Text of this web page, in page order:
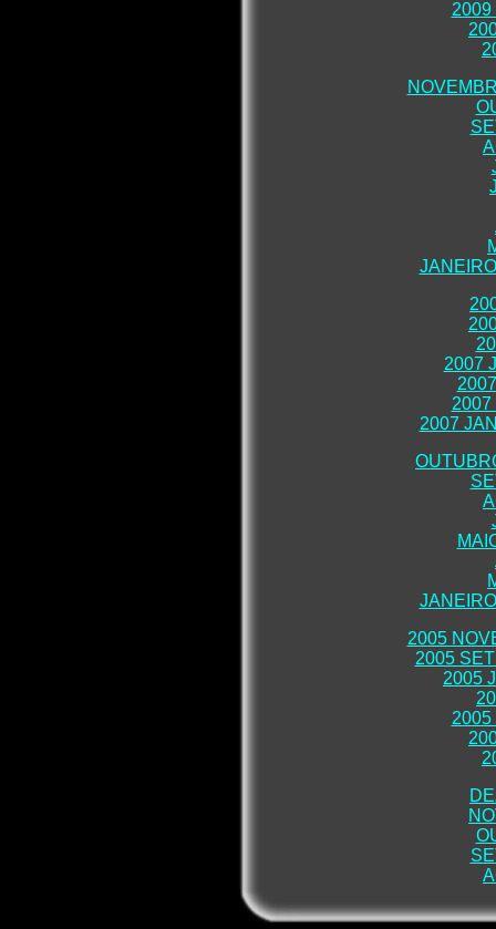
2009
2007
2007
2007
2005
2005
2005
2005